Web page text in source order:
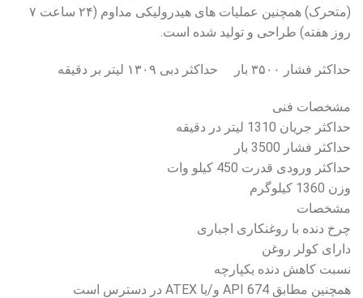
(متحرک) همچنین عملیات های هیدرولیکی مداوم (۲۴ ساعت ۷
روز هفته) طراحی و تولید شده است.
حداکثر فشار ۳۵۰۰ بار حداکثر دبی ۱۳۰۹ لیتر بر دقیقه
مشخصات فنی
حداکثر جریان 1310 لیتر در دقیقه
حداکثر فشار 3500 بار
حداکثر ورودی قدرت 450 کیلو وات
وزن 1360 کیلوگرم
مشخصات
چرخ دنده با روغنکاری اجباری
دارای کولر روغن
نسبت کاهش دنده یکپارچه
همچنین مطابق API 674 و/یا ATEX در دسترس است